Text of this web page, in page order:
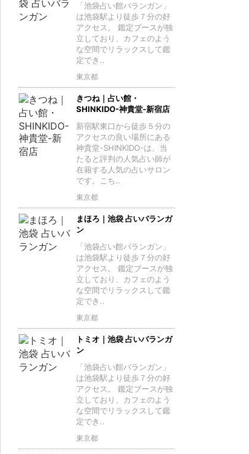
「池袋占い館バランガン」
は池袋駅より徒歩７分の好
アクセス。 鑑定ブースが独
立しており、カフェのよう
な空間でリラックスして鑑
定でき..
東京都
きつね｜占い館・
SHINKIDO-神貴堂-新宿店
新宿駅東口から徒歩５分の
アクセスの良い場所にある
神貴堂-SHINKIDO-は、当
たると評判の人気占い師が
在籍する人気の占いサロン
です。こち..
東京都
まほろ｜池袋 占いバランガ
ン
「池袋占い館バランガン」
は池袋駅より徒歩７分の好
アクセス。 鑑定ブースが独
立しており、カフェのよう
な空間でリラックスして鑑
定でき..
東京都
トミオ｜池袋 占いバランガ
ン
「池袋占い館バランガン」
は池袋駅より徒歩７分の好
アクセス。 鑑定ブースが独
立しており、カフェのよう
な空間でリラックスして鑑
定でき..
東京都